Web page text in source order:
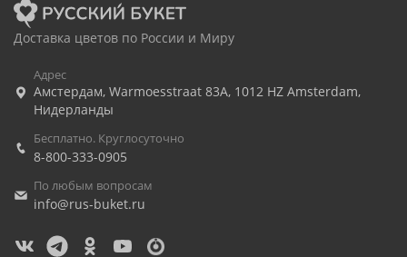
Доставка цветов по России и Миру
Адрес
Амстердам, Warmoesstraat 83A, 1012 HZ Amsterdam,
Нидерланды
Бесплатно. Круглосуточно
8-800-333-0905
По любым вопросам
info@rus-buket.ru